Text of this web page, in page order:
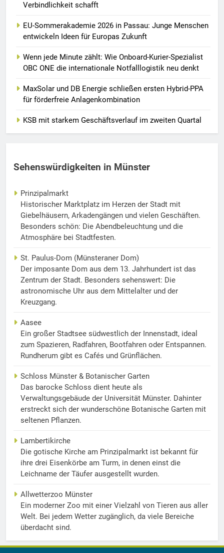
Verbindlichkeit schafft
EU-Sommerakademie 2026 in Passau: Junge Menschen
entwickeln Ideen für Europas Zukunft
Wenn jede Minute zählt: Wie Onboard-Kurier-Spezialist
OBC ONE die internationale Notfalllogistik neu denkt
MaxSolar und DB Energie schließen ersten Hybrid-PPA
für förderfreie Anlagenkombination
KSB mit starkem Geschäftsverlauf im zweiten Quartal
Sehenswürdigkeiten in Münster
Prinzipalmarkt
Historischer Marktplatz im Herzen der Stadt mit
Giebelhäusern, Arkadengängen und vielen Geschäften.
Besonders schön: Die Abendbeleuchtung und die
Atmosphäre bei Stadtfesten.
St. Paulus-Dom (Münsteraner Dom)
Der imposante Dom aus dem 13. Jahrhundert ist das
Zentrum der Stadt. Besonders sehenswert: Die
astronomische Uhr aus dem Mittelalter und der
Kreuzgang.
Aasee
Ein großer Stadtsee südwestlich der Innenstadt, ideal
zum Spazieren, Radfahren, Bootfahren oder Entspannen.
Rundherum gibt es Cafés und Grünflächen.
Schloss Münster & Botanischer Garten
Das barocke Schloss dient heute als
Verwaltungsgebäude der Universität Münster. Dahinter
erstreckt sich der wunderschöne Botanische Garten mit
seltenen Pflanzen.
Lambertikirche
Die gotische Kirche am Prinzipalmarkt ist bekannt für
ihre drei Eisenkörbe am Turm, in denen einst die
Leichname der Täufer ausgestellt wurden.
Allwetterzoo Münster
Ein moderner Zoo mit einer Vielzahl von Tieren aus aller
Welt. Bei jedem Wetter zugänglich, da viele Bereiche
überdacht sind.